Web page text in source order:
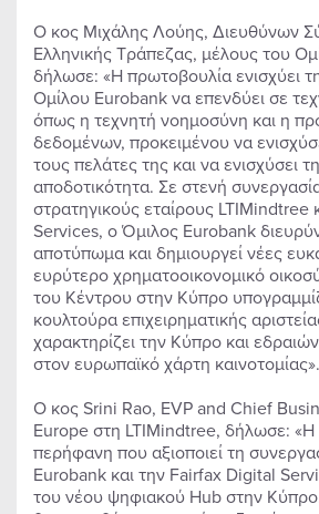
Ο κος Μιχάλης Λούης, Διευθύνων
Ελληνικής Τράπεζας, μέλους του
δήλωσε: «Η πρωτοβουλία ενισχύει
Ομίλου Eurobank να επενδύει σε
όπως η τεχνητή νοημοσύνη και η
δεδομένων, προκειμένου να
τους πελάτες της και να ενισχύσει
αποδοτικότητα. Σε στενή
στρατηγικούς εταίρους LTIMindtree
Services, ο Όμιλος Eurobank
αποτύπωμα και δημιουργεί νέες
ευρύτερο χρηματοοικονομικό
του Κέντρου στην Κύπρο
κουλτούρα επιχειρηματικής
χαρακτηρίζει την Κύπρο και
στον ευρωπαϊκό χάρτη καινοτομίας».
Ο κος Srini Rao, EVP and Chief
Europe στη LTIMindtree, δήλωσε: «Η
περήφανη που αξιοποιεί τη
Eurobank και την Fairfax Digital
του νέου ψηφιακού Hub στην